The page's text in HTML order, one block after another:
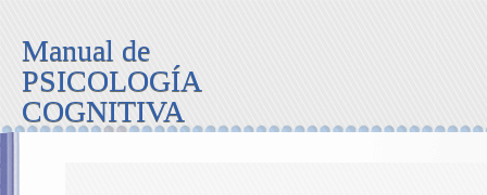
Manual de
PSICOLOGÍA
COGNITIVA